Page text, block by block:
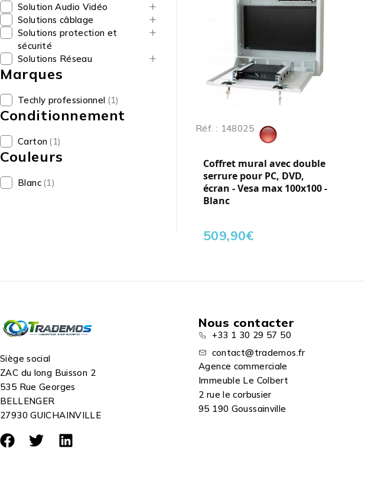
Solution Audio Vidéo
Solutions câblage
Solutions protection et
sécurité
Solutions Réseau
Marques
Techly professionnel (1)
Conditionnement
Carton (1)
Couleurs
Blanc (1)
Réf. : 148025
Coffret mural avec double
serrure pour PC, DVD,
écran - Vesa max 100x100 -
Blanc
509,90€
Siège social
ZAC du long Buisson 2
535 Rue Georges
BELLENGER
27930 GUICHAINVILLE
Nous contacter
+33 1 30 29 57 50
contact@trademos.fr
Agence commerciale
Immeuble Le Colbert
2 rue le corbusier
95 190 Goussainville